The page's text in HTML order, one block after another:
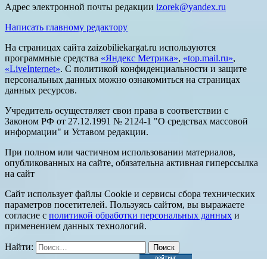
Адрес электронной почты редакции izorek@yandex.ru
Написать главному редактору
На страницах сайта zaizobiliekargat.ru используются
программные средства «Яндекс Метрика», «top.mail.ru»,
«LiveInternet». С политикой конфиденциальности и защите
персональных данных можно ознакомиться на страницах
данных ресурсов.
Учредитель осуществляет свои права в соответствии с
Законом РФ от 27.12.1991 № 2124-1 "О средствах массовой
информации" и Уставом редакции.
При полном или частичном использовании материалов,
опубликованных на сайте, обязательна активная гиперссылка
на сайт
Сайт использует файлы Cookie и сервисы сбора технических
параметров посетителей. Пользуясь сайтом, вы выражаете
согласие с политикой обработки персональных данных и
применением данных технологий.
Найти: